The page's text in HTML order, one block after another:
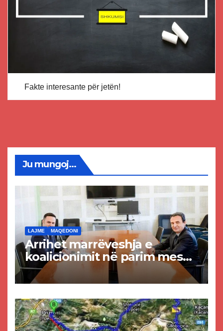
Fakte interesante për jetën!
Ju mungoj...
LAJME MAQEDONI
Arrihet marrëveshja e
koalicionimit në parim mes
Kurtit dhe Abdixhikut